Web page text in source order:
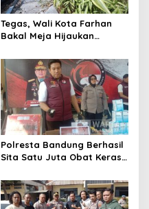
Tegas, Wali Kota Farhan
Bakal Meja Hijaukan
Riau
Polresta Bandung Berhasil
Sita Satu Juta Obat Keras
Kasus Narkoba